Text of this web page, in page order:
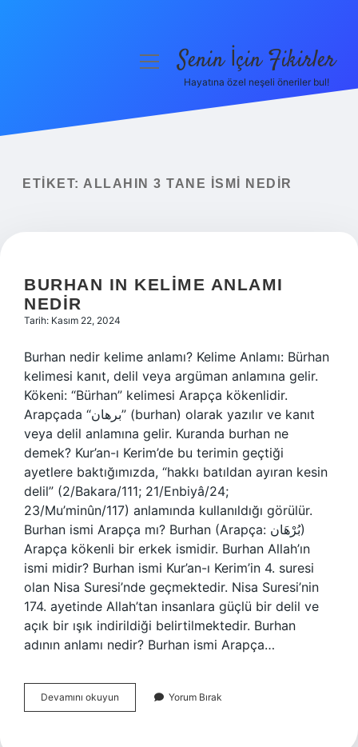
Yasal Uyarı
menüyüSenin İçin Fikirler
Hayatına özel neşeli öneriler bul!
ETIKET: ALLAHIN 3 TANE ISMI NEDIR
BURHAN IN KELIME ANLAMI
NEDIR
Tarih: Kasım 22, 2024
Burhan nedir kelime anlamı? Kelime Anlamı: Bürhan
kelimesi kanıt, delil veya argüman anlamına gelir.
Kökeni: “Bürhan” kelimesi Arapça kökenlidir.
Arapçada “برهان” (burhan) olarak yazılır ve kanıt
veya delil anlamına gelir. Kuranda burhan ne
demek? Kur’an-ı Kerim’de bu terimin geçtiği
ayetlere baktığımızda, “hakkı batıldan ayıran kesin
delil” (2/Bakara/111; 21/Enbiyâ/24;
23/Mu’minûn/117) anlamında kullanıldığı görülür.
Burhan ismi Arapça mı? Burhan (Arapça: بُرْهَان)
Arapça kökenli bir erkek ismidir. Burhan Allah’ın
ismi midir? Burhan ismi Kur’an-ı Kerim’in 4. suresi
olan Nisa Suresi’nde geçmektedir. Nisa Suresi’nin
174. ayetinde Allah’tan insanlara güçlü bir delil ve
açık bir ışık indirildiği belirtilmektedir. Burhan
adının anlamı nedir? Burhan ismi Arapça…
Devamını okuyun
In
Yorum Bırak